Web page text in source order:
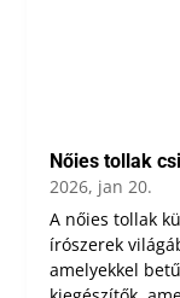
Nőies tollak
2026, jan 20.
A nőies tollak
írószerek
amelyekkel